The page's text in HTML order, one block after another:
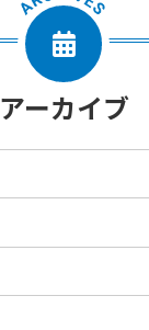
アーカイブ